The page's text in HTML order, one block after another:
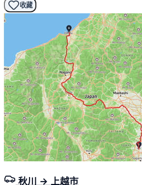
收藏
秋川 → 上越市